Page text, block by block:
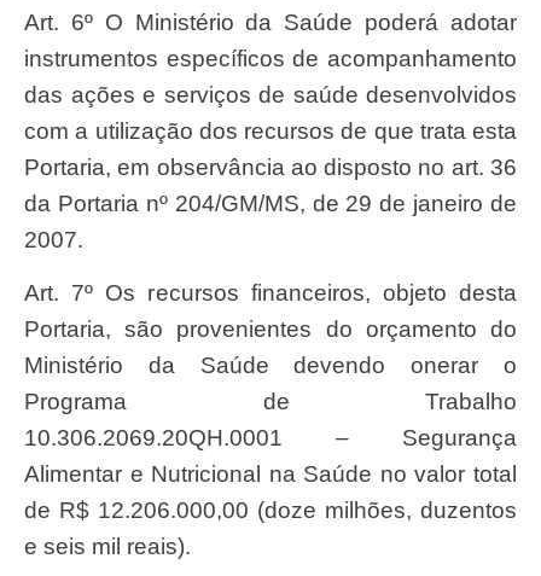
Art. 6º O Ministério da Saúde poderá adotar
instrumentos específicos de acompanhamento
das ações e serviços de saúde desenvolvidos
com a utilização dos recursos de que trata esta
Portaria, em observância ao disposto no art. 36
da Portaria nº 204/GM/MS, de 29 de janeiro de
2007.
Art. 7º Os recursos financeiros, objeto desta
Portaria, são provenientes do orçamento do
Ministério da Saúde devendo onerar o
Programa de Trabalho
10.306.2069.20QH.0001 – Segurança
Alimentar e Nutricional na Saúde no valor total
de R$ 12.206.000,00 (doze milhões, duzentos
e seis mil reais).